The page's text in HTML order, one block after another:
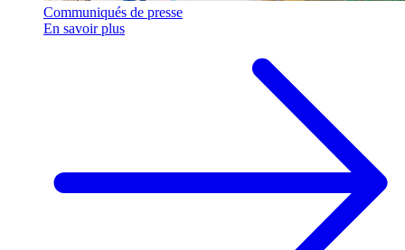
Communiqués de presse
En savoir plus